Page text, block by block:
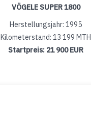
VÖGELE SUPER 1800
Herstellungsjahr: 1995
Kilometerstand: 13 199 MTH
Startpreis: 21 900 EUR